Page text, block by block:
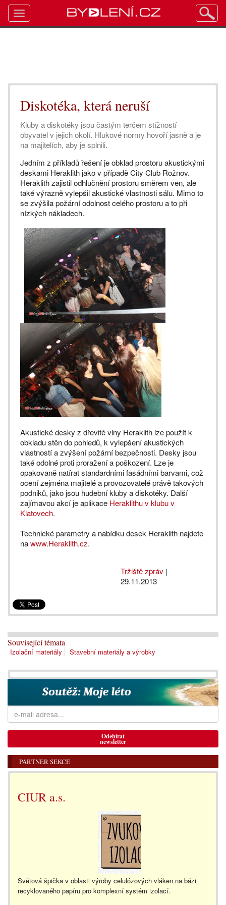
Diskotéka, která neruší
Kluby a diskotéky jsou častým terčem stížností
obyvatel v jejich okolí. Hlukové normy hovoří jasně a je
na majitelích, aby je splnili.
Jedním z příkladů řešení je obklad prostoru akustickými
deskami Heraklith jako v případě City Club Rožnov.
Heraklith zajistil odhlučnění prostoru směrem ven, ale
také výrazně vylepšil akustické vlastnosti sálu. Mimo to
se zvýšila požární odolnost celého prostoru a to při
nízkých nákladech.
Akustické desky z dřevité vlny Heraklith lze použít k
obkladu stěn do pohledů, k vylepšení akustických
vlastností a zvýšení požární bezpečnosti. Desky jsou
také odolné proti proražení a poškození. Lze je
opakovaně natírat standardními fasádními barvami, což
ocení zejména majitelé a provozovatelé právě takových
podniků, jako jsou hudební kluby a diskotéky. Další
zajímavou akcí je aplikace Heraklithu v klubu v
Klatovech.
Technické parametry a nabídku desek Heraklith najdete
nawww.Heraklith.cz.
Tržiště zpráv |
29.11.2013
Související témata
Izolační materiály Stavební materiály a výrobky
Odebírat
newsletter
PARTNER SEKCE
CIUR a.s.
Světová špička v oblasti výroby celulózových vláken na bázi
recyklovaného papíru pro komplexní systém izolací.
Toggle
navigation